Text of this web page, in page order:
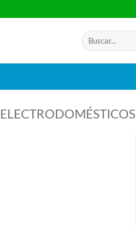
Buscar
por:
ELECTRODOMÉSTICOS